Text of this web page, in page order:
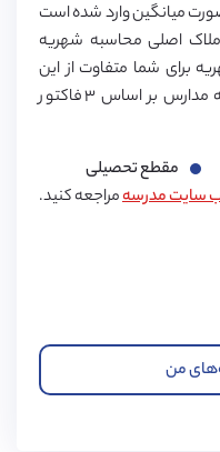
میانگین وارد شده است
اصلی محاسبه شهریه
برای شما متفاوت از این
مبلغ باشد. توجه داشته باشید شهریه مدارس بر اساس ۳ فاکتور
مقطع تحصیلی
سایت مدرسهمراجعه کنید.
من